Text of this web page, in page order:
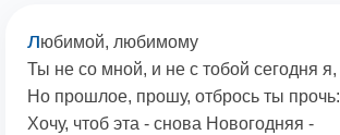
любимой, любимому
Ты не со мной, и не с тобой сегодня я,
Но прошлое, прошу, отбрось ты прочь:
Хочу, чтоб эта - снова Новогодняя -